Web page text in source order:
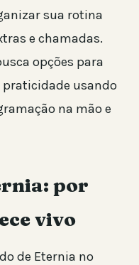
sua rotina
e chamadas.
opções para
usando
na mão e
por
vivo
de Eternia no